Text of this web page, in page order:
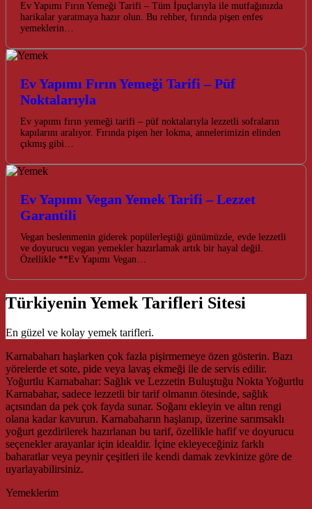
Ev Yapımı Fırın Yemeği Tarifi – Tüm İpuçlarıyla ile mutfağınızda
harikalar yaratmaya hazır olun. Bu rehber, fırında pişen enfes
yemeklerin…
Ev Yapımı Fırın Yemeği Tarifi – Püf
Noktalarıyla
Ev yapımı fırın yemeği tarifi – püf noktalarıyla lezzetli sofraların
kapılarını aralıyor. Fırında pişen her lokma, annelerimizin elinden
çıkmış gibi…
Ev Yapımı Vegan Yemek Tarifi – Lezzet
Garantili
Vegan beslenmenin giderek popülerleştiği günümüzde, evde lezzetli
ve doyurucu vegan yemekler hazırlamak artık bir hayal değil.
Özellikle **Ev Yapımı Vegan…
Türkiyenin Yemek Tarifleri Sitesi
En güzel ve kolay yemek tarifleri.
Karnabaharı haşlarken çok fazla pişirmemeye özen gösterin. Bazı
yörelerde et sote, pide veya lavaş ekmeği ile de servis edilir.
Yoğurtlu Karnabahar: Sağlık ve Lezzetin Buluştuğu Nokta Yoğurtlu
Karnabahar, sadece lezzetli bir tarif olmanın ötesinde, sağlık
açısından da pek çok fayda sunar. Soğanı ekleyin ve altın rengi
olana kadar kavurun. Karnabaharın haşlanıp, üzerine sarımsaklı
yoğurt gezdirilerek hazırlanan bu tarif, özellikle hafif ve doyurucu
seçenekler arayanlar için idealdir. İçine ekleyeceğiniz farklı
baharatlar veya peynir çeşitleri ile kendi damak zevkinize göre de
uyarlayabilirsiniz.
Yemeklerim